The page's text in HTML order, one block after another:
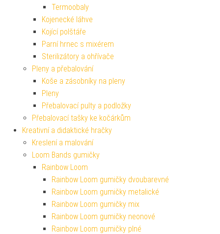
Termoobaly
Kojenecké láhve
Kojící polštáře
Parní hrnec s mixérem
Sterilizátory a ohřívače
Pleny a přebalování
Koše a zásobníky na pleny
Pleny
Přebalovací pulty a podložky
Přebalovací tašky ke kočárkům
Kreativní a didaktické hračky
Kreslení a malování
Loom Bands gumičky
Rainbow Loom
Rainbow Loom gumičky dvoubarevné
Rainbow Loom gumičky metalické
Rainbow Loom gumičky mix
Rainbow Loom gumičky neonové
Rainbow Loom gumičky plné